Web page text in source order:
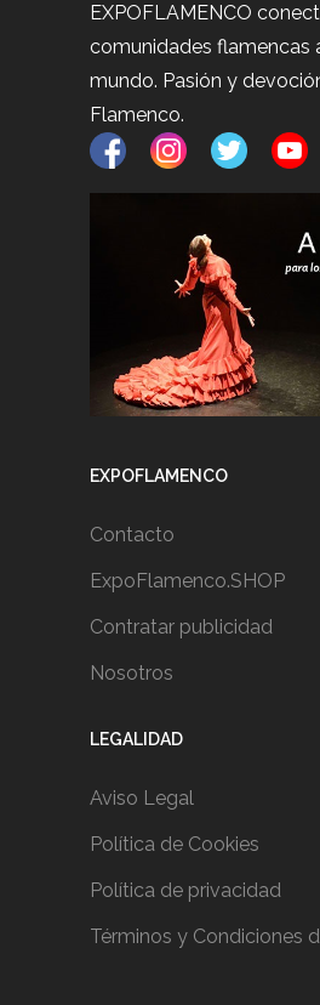
EXPOFLAMENCO
comunidades flamencas
mundo. Pasión y
Flamenco.
EXPOFLAMENCO
Contacto
ExpoFlamenco.SHOP
Contratar publicidad
Nosotros
LEGALIDAD
Aviso Legal
Política de Cookies
Política de privacidad
Términos y Condiciones